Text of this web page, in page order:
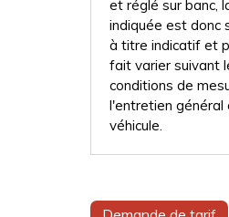
et réglé sur banc,
indiquée est donc
à titre indicatif et
fait varier suivant
conditions de
l'entretien général
véhicule.